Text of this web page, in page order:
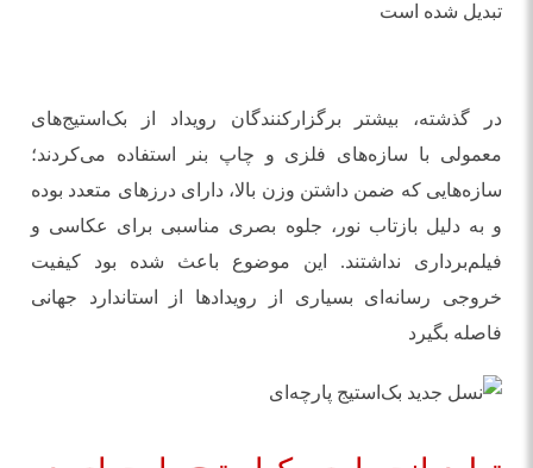
تبدیل شده است
در گذشته، بیشتر برگزارکنندگان رویداد از بک‌استیج‌های
معمولی با سازه‌های فلزی و چاپ بنر استفاده می‌کردند؛
سازه‌هایی که ضمن داشتن وزن بالا، دارای درزهای متعدد بوده
و به دلیل بازتاب نور، جلوه بصری مناسبی برای عکاسی و
فیلم‌برداری نداشتند. این موضوع باعث شده بود کیفیت
خروجی رسانه‌ای بسیاری از رویدادها از استاندارد جهانی
فاصله بگیرد